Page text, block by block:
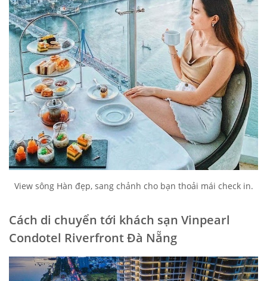
View sông Hàn đẹp, sang chảnh cho bạn thoải mái check in.
Cách di chuyển tới khách sạn Vinpearl
Condotel Riverfront Đà Nẵng